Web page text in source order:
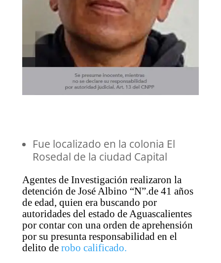
Fue localizado en la colonia El
Rosedal de la ciudad Capital
Agentes de Investigación realizaron la
detención de José Albino “N”.de 41 años
de edad, quien era buscando por
autoridades del estado de Aguascalientes
por contar con una orden de aprehensión
por su presunta responsabilidad en el
delito de robo calificado.